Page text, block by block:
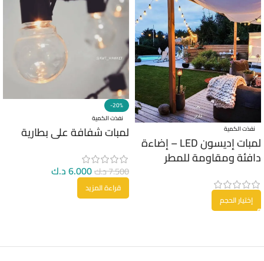
نفذت الكمية
لمبات إديسون LED – إضاءة
دافئة ومقاومة للمطر
إختيار الحجم
-20%
نفذت الكمية
لمبات شفافة على بطارية
7.500د.ك6.000د.ك
قراءة المزيد